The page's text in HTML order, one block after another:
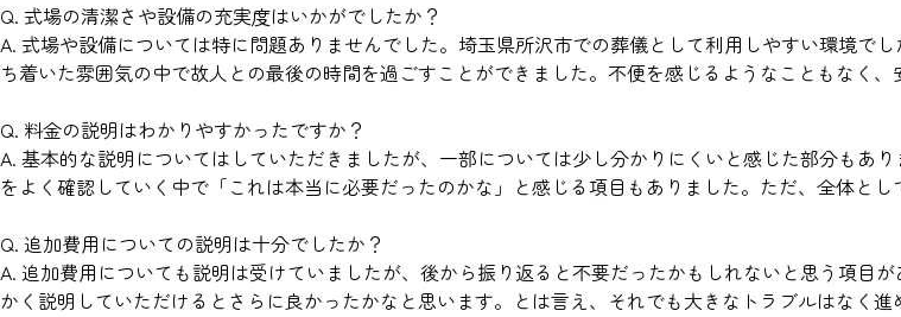
Q. 式場の清潔さや設備の充実度はいかがでしたか？
A. 式場や設備については特に問題ありませんでした。埼玉県所沢市での葬儀として利用しやすい環境で
ち着いた雰囲気の中で故人との最後の時間を過ごすことができました。不便を感じるようなこともなく、
Q. 料金の説明はわかりやすかったですか？
A. 基本的な説明についてはしていただきましたが、一部については少し分かりにくいと感じた部分もあ
をよく確認していく中で「これは本当に必要だったのかな」と感じる項目もありました。ただ、全体と
Q. 追加費用についての説明は十分でしたか？
A. 追加費用についても説明は受けていましたが、後から振り返ると不要だったかもしれないと思う項目
かく説明していただけるとさらに良かったかなと思います。とは言え、それでも大きなトラブルはなく進